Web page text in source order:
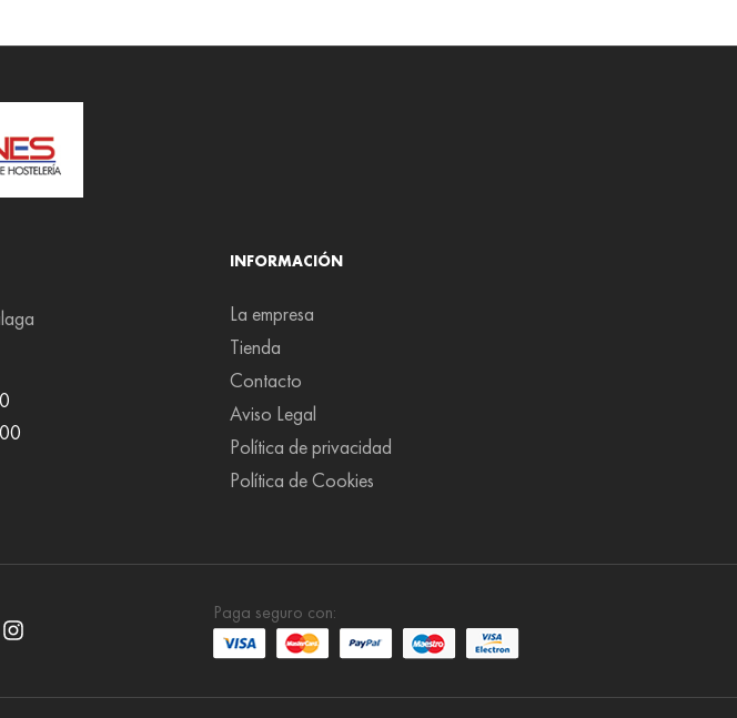
INFORMACIÓN
La empresa
Tienda
Contacto
Aviso Legal
Política de privacidad
Política de Cookies
Paga seguro con: